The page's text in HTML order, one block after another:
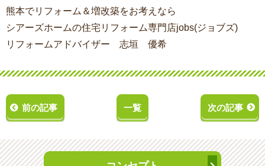
熊本でリフォーム＆増改築をお考えなら
シアーズホームの住宅リフォーム専門店jobs(ジョブズ)
リフォームアドバイザー 志垣 優希
前の記事 一覧 次の記事